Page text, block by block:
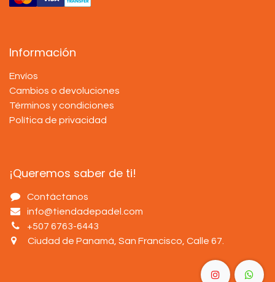
Información
Envíos
Cambios o devoluciones
Términos y condiciones
Política de privacidad
¡Queremos saber de ti!
Contáctanos
info@tiendadepadel.com
+507 6763-6443
Ciudad de Panamá, San Francisco, Calle 67